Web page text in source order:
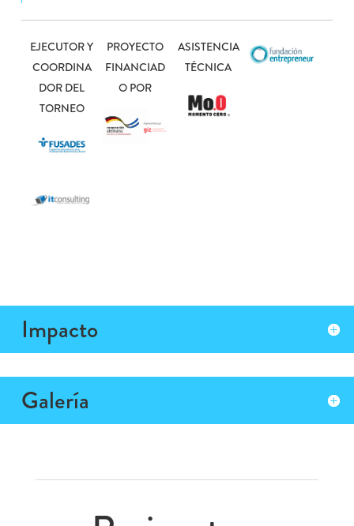
EJECUTOR Y
COORDINA
DOR DEL
TORNEO
PROYECTO
FINANCIAD
O POR
ASISTENCIA
TÉCNICA
Impacto
Galería